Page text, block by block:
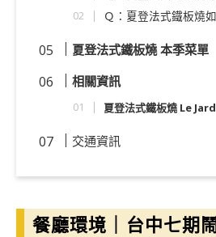
Ｑ：夏登法式鐵板燒
夏登法式鐵板燒 本季菜單
相關資訊
夏登法式鐵板燒 Le
交通資訊
餐廳環境｜ 台中七期